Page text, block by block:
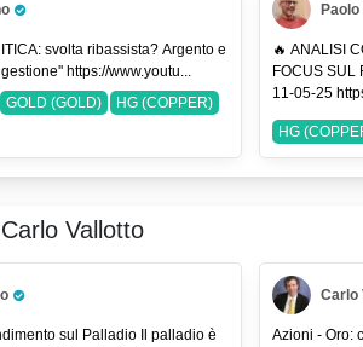
(SILVER)
SQ (BLOCK)
svolta ribassista? Argento e
Rame ancora in congestione'' https://www.youtu...
GOLD (GOLD)
HG (COPPER)
Pro
🔥 ANALISI
FOCUS SUL
11-05-
HG
Vallotto
sul Palladio Il palladio è
Carlo
Pro
Azioni - Oro: